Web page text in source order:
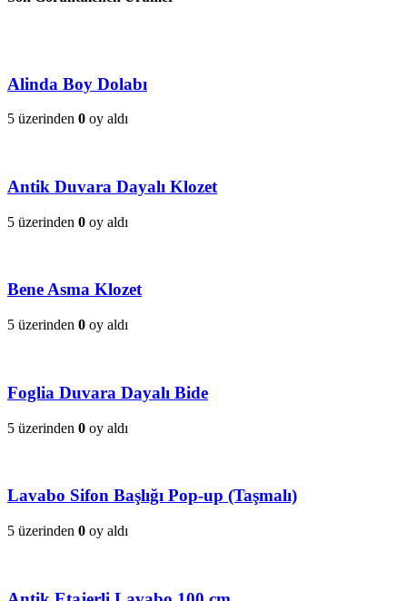
Alinda Boy Dolabı
5 üzerinden 0 oy aldı
Antik Duvara Dayalı Klozet
5 üzerinden 0 oy aldı
Bene Asma Klozet
5 üzerinden 0 oy aldı
Foglia Duvara Dayalı Bide
5 üzerinden 0 oy aldı
Lavabo Sifon Başlığı Pop-up (Taşmalı)
5 üzerinden 0 oy aldı